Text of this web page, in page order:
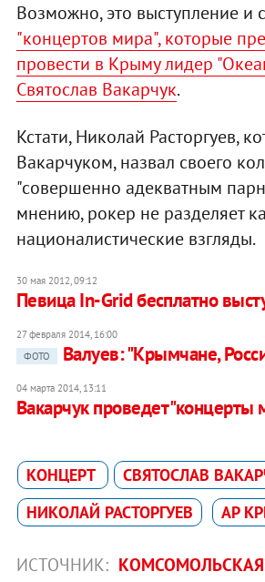
Возможно, это выступление и
"концертов мира", которые
провести в Крыму лидер
Святослав Вакарчук.
Кстати, Николай Расторгуев,
Вакарчуком, назвал своего
"совершенно адекватным
мнению, рокер не разделяет
националистические взгляды.
30 мая 2012, 09:12
Певица In-Grid бесплатно
27 февраля 2014, 16:00
ФОТО
Валуев: "Крымчане,
04 марта 2014, 13:11
Вакарчук проведет
КОНЦЕРТ
СВЯТОСЛАВ
НИКОЛАЙ РАСТОРГУЕВ
АР
ИСТОЧНИК: